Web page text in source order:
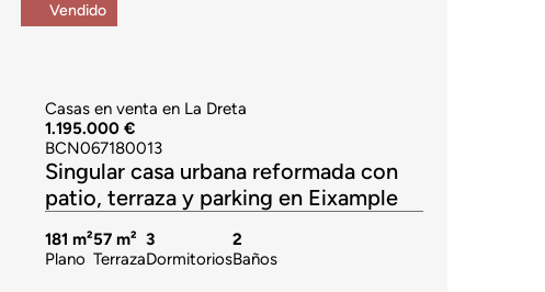
Vendido
Casas en venta en La Dreta
1.195.000 €
BCN067180013
Singular casa urbana reformada con
patio, terraza y parking en Eixample
181 m²
Plano
57 m²
Terraza
3
Dormitorios
2
Baños